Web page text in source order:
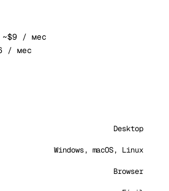
/ мес
/ мес
Desktop
Windows, macOS, Linux
Browser